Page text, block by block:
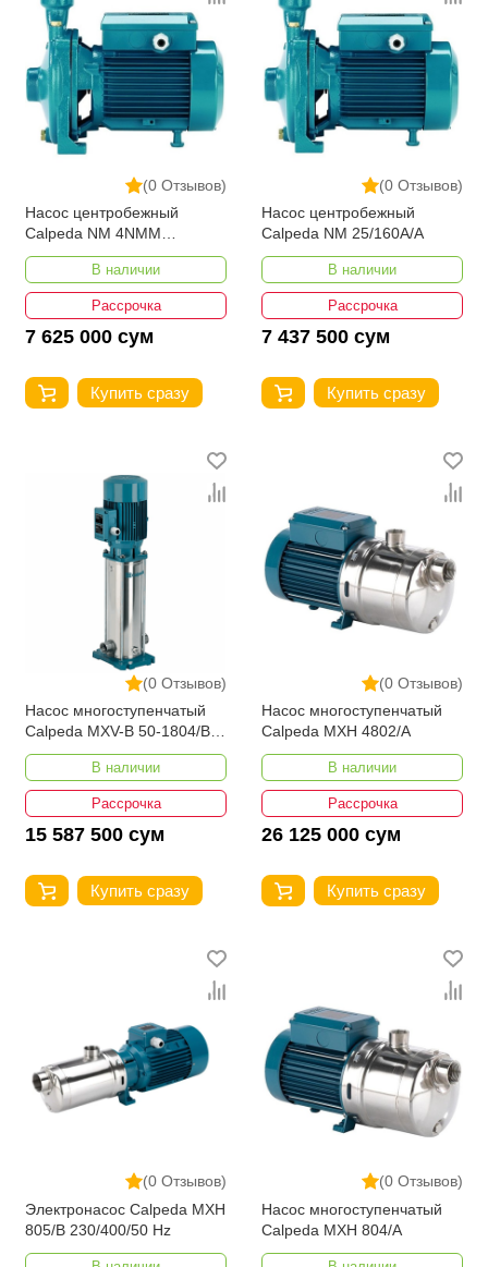
(0 Отзывов)
Насос центробежный
Calpeda NM 4NMM
25/160BE
В наличии
Рассрочка
7 625 000 сум
Купить сразу
(0 Отзывов)
Насос центробежный
Calpeda NM 25/160A/A
В наличии
Рассрочка
7 437 500 сум
Купить сразу
(0 Отзывов)
Насос многоступенчатый
Calpeda MXV-B 50-1804/B
Вертикальный
В наличии
Рассрочка
15 587 500 сум
Купить сразу
(0 Отзывов)
Насос многоступенчатый
Calpeda MXH 4802/A
В наличии
Рассрочка
26 125 000 сум
Купить сразу
(0 Отзывов)
Электронасос Calpeda MXH
805/B 230/400/50 Hz
(0 Отзывов)
Насос многоступенчатый
Calpeda MXH 804/A